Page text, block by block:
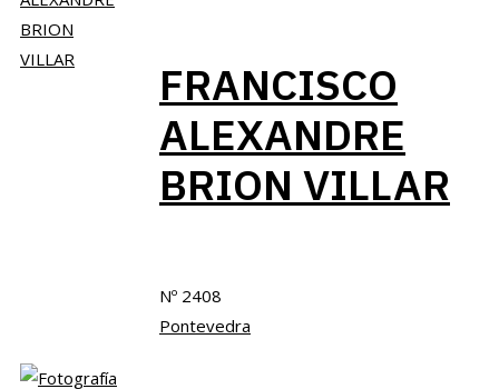
FRANCISCO
ALEXANDRE
BRION VILLAR
Nº 2408
Pontevedra